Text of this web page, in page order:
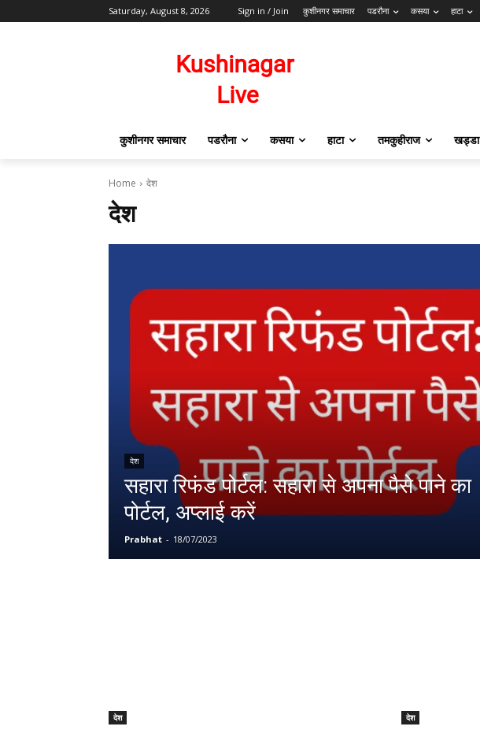
Saturday, August 8, 2026 Sign in / Join कुशीनगर समाचार पडरौना कसया हाटा
कुशीनगर समाचार पडरौना कसया हाटा तमकुहीराज खड्डा
Home देश
देश
देश
सहारा रिफंड पोर्टल: सहारा से अपना पैसे पाने का
पोर्टल, अप्लाई करें
Prabhat - 18/07/2023
देश देश